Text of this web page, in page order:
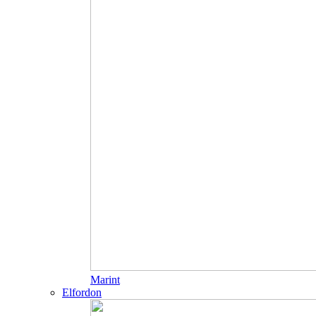
Marint
Elfordon